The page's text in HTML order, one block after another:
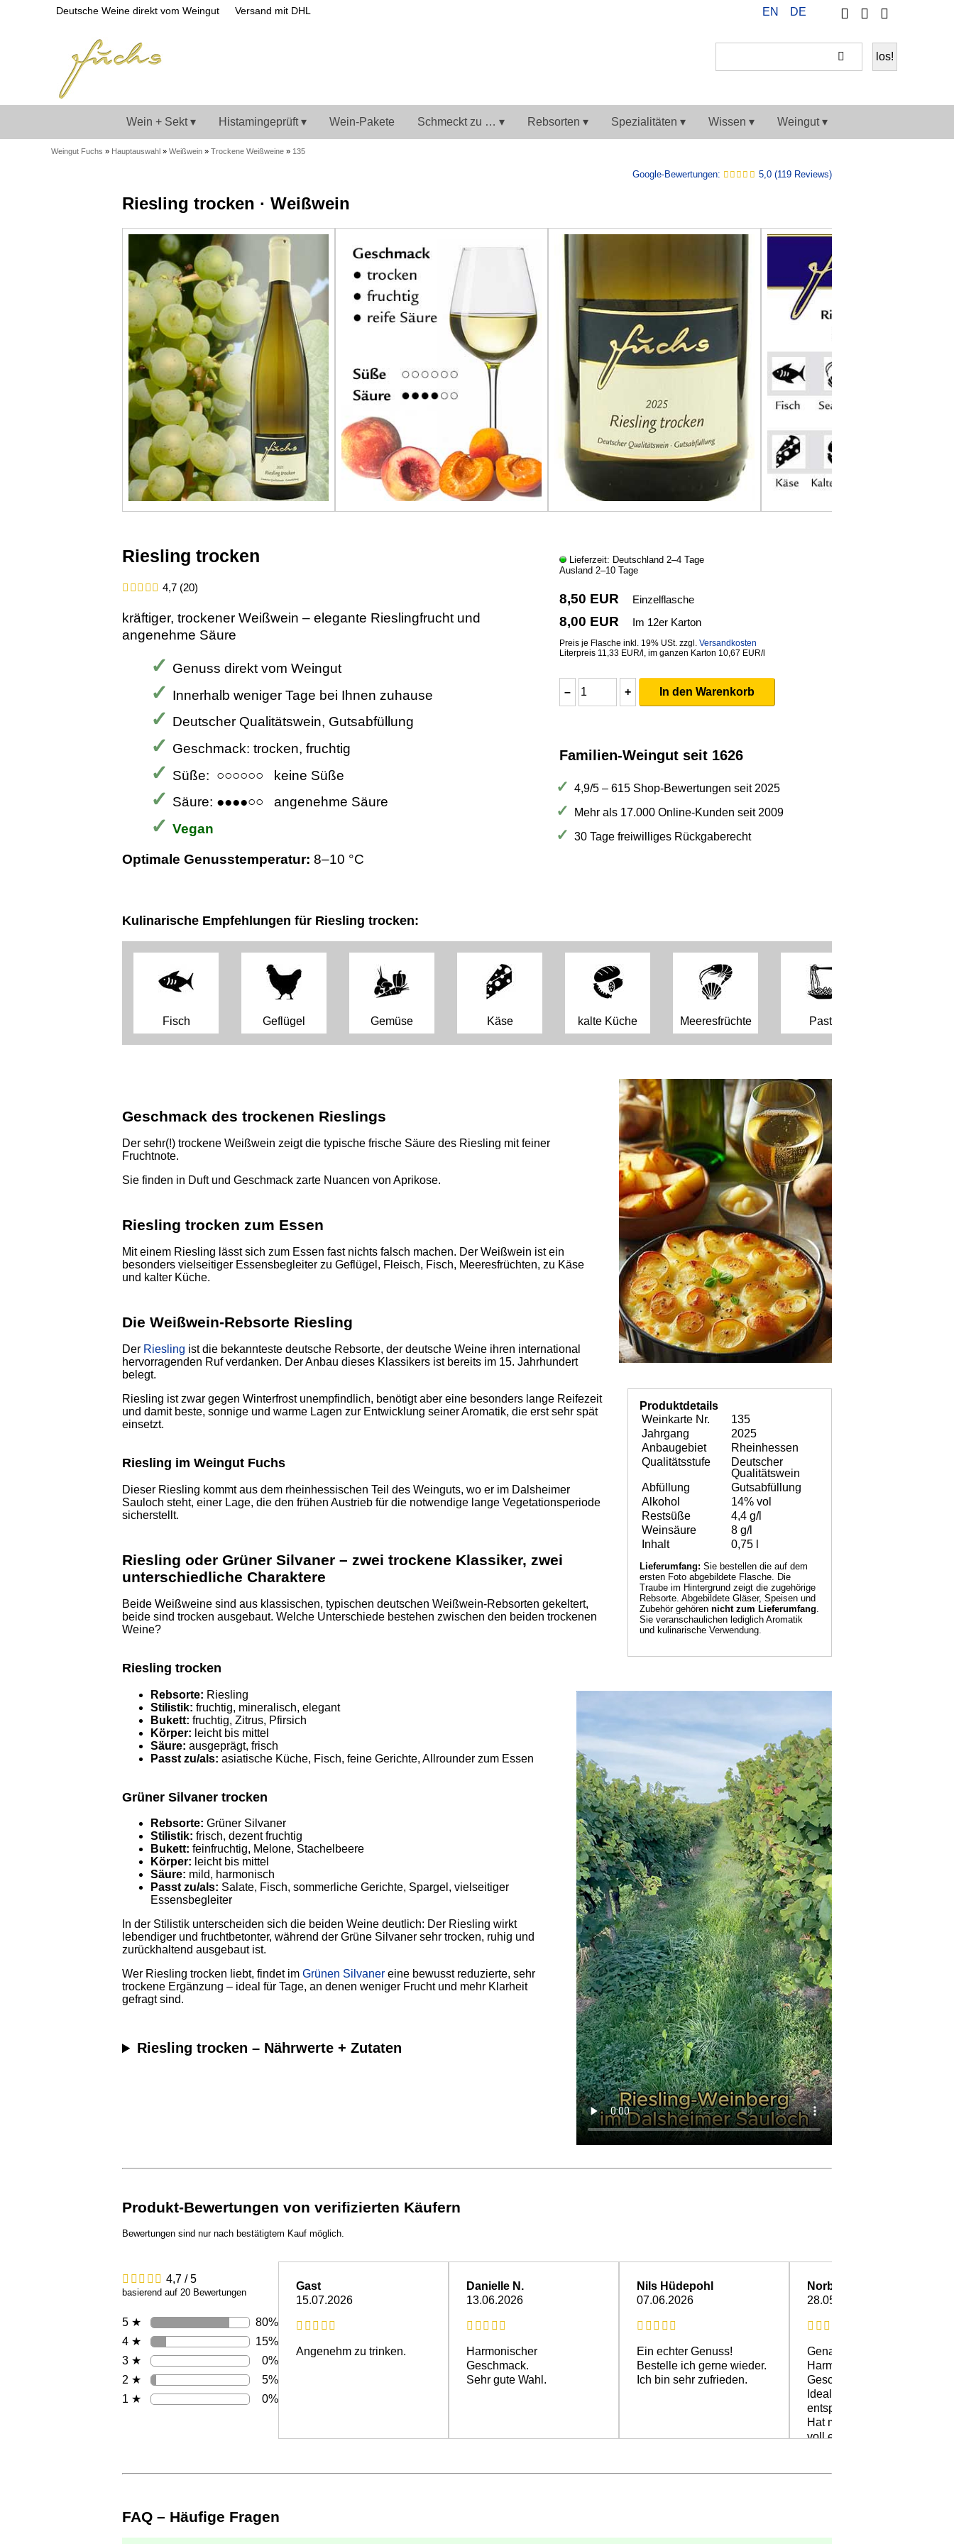
Telefon
Ihr
EN DE
Deutsche Weine direkt vom WeingutVersand mit DHL
Wein + Sekt ▾ Histamingeprüft ▾ Wein-Pakete Schmeckt zu … ▾ Rebsorten ▾ Spezialitäten ▾ Wissen ▾ Weingut ▾
Weingut Fuchs » Hauptauswahl » Weißwein » Trockene Weißweine » 135
Google-Bewertungen: 5,0 (119 Reviews)
Riesling trocken · Weißwein
Lieferzeit: Deutschland 2–4 Tage
Ausland 2–10 Tage
8,50 EUR Einzelflasche
8,00 EUR Im 12er Karton
Preis je Flasche inkl. 19% USt. zzgl. Versandkosten
Literpreis 11,33 EUR/l, im ganzen Karton 10,67 EUR/l
Familien-Weingut seit 1626
4,9/5 – 615 Shop-Bewertungen seit 2025
Mehr als 17.000 Online-Kunden seit 2009
30 Tage freiwilliges Rückgaberecht
Riesling trocken
4,7 (20)
kräftiger, trockener Weißwein – elegante Rieslingfrucht und
angenehme Säure
Genuss direkt vom Weingut
Innerhalb weniger Tage bei Ihnen zuhause
Deutscher Qualitätswein, Gutsabfüllung
Geschmack: trocken, fruchtig
Süße: ○○○○○○ keine Süße
Säure: ●●●●○○ angenehme Säure
Vegan
Optimale Genusstemperatur: 8–10 °C
Kulinarische Empfehlungen für Riesling trocken:
Fisch Geflügel Gemüse Käse kalte Küche Meeresfrüchte Pasta
Geschmack des trockenen Rieslings
Der sehr(!) trockene Weißwein zeigt die typische frische Säure des Riesling mit feiner
Fruchtnote.
Sie finden in Duft und Geschmack zarte Nuancen von Aprikose.
Riesling trocken zum Essen
Mit einem Riesling lässt sich zum Essen fast nichts falsch machen. Der Weißwein ist ein
besonders vielseitiger Essensbegleiter zu Geflügel, Fleisch, Fisch, Meeresfrüchten, zu Käse
und kalter Küche.
Produktdetails
Weinkarte Nr.
135
Jahrgang
2025
Anbaugebiet
Rheinhessen
Qualitätsstufe
Deutscher
Qualitätswein
Abfüllung
Gutsabfüllung
Alkohol
14% vol
Restsüße
4,4 g/l
Weinsäure
8 g/l
Inhalt
0,75 l
Lieferumfang: Sie bestellen die auf dem
ersten Foto abgebildete Flasche. Die
Traube im Hintergrund zeigt die zugehörige
Rebsorte. Abgebildete Gläser, Speisen und
Zubehör gehören nicht zum Lieferumfang.
Sie veranschaulichen lediglich Aromatik
und kulinarische Verwendung.
Die Weißwein-Rebsorte Riesling
Der Riesling ist die bekannteste deutsche Rebsorte, der deutsche Weine ihren international
hervorragenden Ruf verdanken. Der Anbau dieses Klassikers ist bereits im 15. Jahrhundert
belegt.
Riesling ist zwar gegen Winterfrost unempfindlich, benötigt aber eine besonders lange Reifezeit
und damit beste, sonnige und warme Lagen zur Entwicklung seiner Aromatik, die erst sehr spät
einsetzt.
Riesling im Weingut Fuchs
Dieser Riesling kommt aus dem rheinhessischen Teil des Weinguts, wo er im Dalsheimer
Sauloch steht, einer Lage, die den frühen Austrieb für die notwendige lange Vegetationsperiode
sicherstellt.
Riesling oder Grüner Silvaner – zwei trockene Klassiker, zwei
unterschiedliche Charaktere
Beide Weißweine sind aus klassischen, typischen deutschen Weißwein-Rebsorten gekeltert,
beide sind trocken ausgebaut. Welche Unterschiede bestehen zwischen den beiden trockenen
Weine?
Riesling trocken
Rebsorte: Riesling
Stilistik: fruchtig, mineralisch, elegant
Bukett: fruchtig, Zitrus, Pfirsich
Körper: leicht bis mittel
Säure: ausgeprägt, frisch
Passt zu/als: asiatische Küche, Fisch, feine Gerichte, Allrounder zum Essen
Grüner Silvaner trocken
Rebsorte: Grüner Silvaner
Stilistik: frisch, dezent fruchtig
Bukett: feinfruchtig, Melone, Stachelbeere
Körper: leicht bis mittel
Säure: mild, harmonisch
Passt zu/als: Salate, Fisch, sommerliche Gerichte, Spargel, vielseitiger
Essensbegleiter
In der Stilistik unterscheiden sich die beiden Weine deutlich: Der Riesling wirkt
lebendiger und fruchtbetonter, während der Grüne Silvaner sehr trocken, ruhig und
zurückhaltend ausgebaut ist.
Wer Riesling trocken liebt, findet im Grünen Silvaner eine bewusst reduzierte, sehr
trockene Ergänzung – ideal für Tage, an denen weniger Frucht und mehr Klarheit
gefragt sind.
Riesling trocken – Nährwerte + Zutaten
Produkt-Bewertungen von verifizierten Käufern
Bewertungen sind nur nach bestätigtem Kauf möglich.
4,7 / 5
basierend auf 20 Bewertungen
5 ★
80%
4 ★
15%
3 ★
0%
2 ★
5%
1 ★
0%
Gast
15.07.2026
Angenehm zu trinken.
Danielle N.
13.06.2026
Harmonischer
Geschmack.
Sehr gute Wahl.
Nils Hüdepohl
07.06.2026
Ein echter Genuss!
Bestelle ich gerne wieder.
Ich bin sehr zufrieden.
Norbert G.
28.05.2026
Genau mein Geschmack.
Harmonischer
Geschmack.
Ideal für einen
entspannten Abend.
Hat meine Erwartungen
voll erfüllt.
FAQ – Häufige Fragen